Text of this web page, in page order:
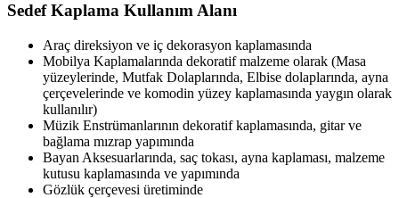
Sedef Kaplama Kullanım Alanı
Araç direksiyon ve iç dekorasyon kaplamasında
Mobilya Kaplamalarında dekoratif malzeme olarak (Masa
yüzeylerinde, Mutfak Dolaplarında, Elbise dolaplarında, ayna
çerçevelerinde ve komodin yüzey kaplamasında yaygın olarak
kullanılır)
Müzik Enstrümanlarının dekoratif kaplamasında, gitar ve
bağlama mızrap yapımında
Bayan Aksesuarlarında, saç tokası, ayna kaplaması, malzeme
kutusu kaplamasında ve yapımında
Gözlük çerçevesi üretiminde